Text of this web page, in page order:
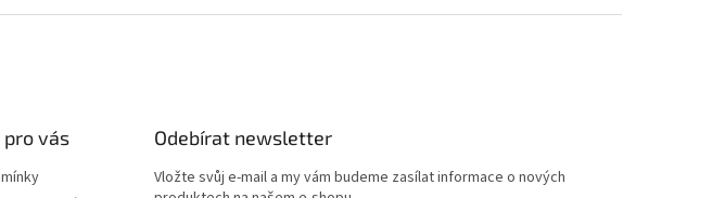
d
vás Odebírat newsletter
Vložte svůj e-mail a my vám budeme zasílat informace o nových